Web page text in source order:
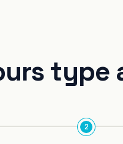
type
2